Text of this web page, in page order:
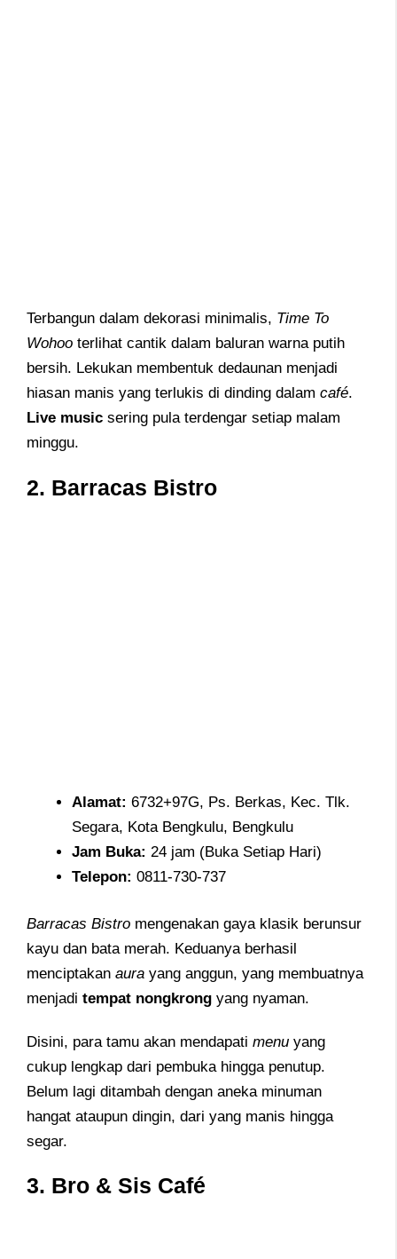
Terbangun dalam dekorasi minimalis, Time To
Wohoo terlihat cantik dalam baluran warna putih
bersih. Lekukan membentuk dedaunan menjadi
hiasan manis yang terlukis di dinding dalam café.
Live music sering pula terdengar setiap malam
minggu.
2. Barracas Bistro
Alamat: 6732+97G, Ps. Berkas, Kec. Tlk.
Segara, Kota Bengkulu, Bengkulu
Jam Buka: 24 jam (Buka Setiap Hari)
Telepon: 0811-730-737
Barracas Bistro mengenakan gaya klasik berunsur
kayu dan bata merah. Keduanya berhasil
menciptakan aura yang anggun, yang membuatnya
menjadi tempat nongkrong yang nyaman.
Disini, para tamu akan mendapati menu yang
cukup lengkap dari pembuka hingga penutup.
Belum lagi ditambah dengan aneka minuman
hangat ataupun dingin, dari yang manis hingga
segar.
3. Bro & Sis Café